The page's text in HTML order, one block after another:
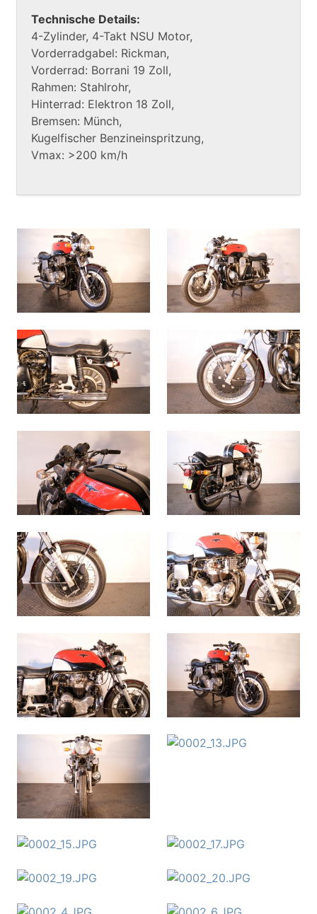
Technische Details:
4-Zylinder, 4-Takt NSU Motor,
Vorderradgabel: Rickman,
Vorderrad: Borrani 19 Zoll,
Rahmen: Stahlrohr,
Hinterrad: Elektron 18 Zoll,
Bremsen: Münch,
Kugelfischer Benzineinspritzung,
Vmax: >200 km/h